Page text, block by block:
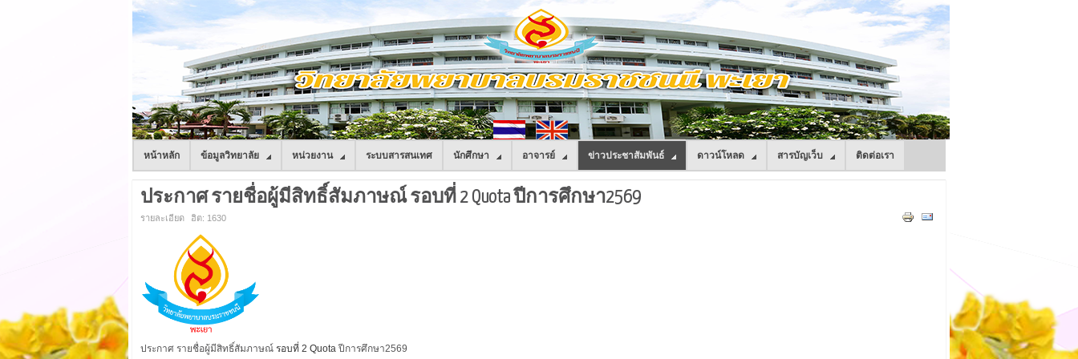
หน้าหลัก ข้อมูลวิทยาลัย หน่วยงาน ระบบสารสนเทศ นักศึกษา อาจารย์ ข่าวประชาสัมพันธ์ ดาวน์โหลด สารบัญเว็บ ติดต่อเรา
ประกาศ รายชื่อผู้มีสิทธิ์สัมภาษณ์ รอบที่ 2 Quota ปีการศึกษา2569
รายละเอียด ฮิต: 1630
ประกาศ รายชื่อผู้มีสิทธิ์สัมภาษณ์ รอบที่ 2 Quota ปีการศึกษา2569